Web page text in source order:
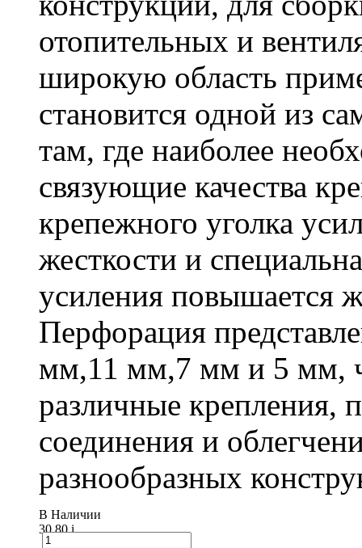
отопительных и
широкую область
становится одной из
там, где наиболее
связующие качества
крепежного уголка
жесткости и
усиления повышается
Перфорация
мм,11 мм,7 мм и 5 мм,
различные
соединения и
разнообразных
В Наличии
30.80i